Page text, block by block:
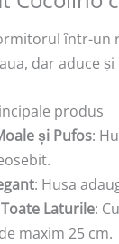
într-un
dar aduce
produs
și Pufos:
: Husa
Laturile:
maxim 25 cm.